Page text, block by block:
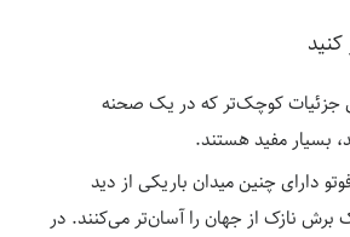
جزئیات کوچک‌تر که در یک صحنه
بسیار مفید هستند.
دارای چنین میدان باریکی از دید
برش نازک از جهان را آسان‌تر می‌کنند. در